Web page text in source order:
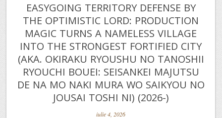
EASYGOING TERRITORY DEFENSE BY
THE OPTIMISTIC LORD: PRODUCTION
MAGIC TURNS A NAMELESS VILLAGE
INTO THE STRONGEST FORTIFIED CITY
(AKA. OKIRAKU RYOUSHU NO TANOSHII
RYOUCHI BOUEI: SEISANKEI MAJUTSU
DE NA MO NAKI MURA WO SAIKYOU NO
JOUSAI TOSHI NI) (2026-)
iulie 4, 2026